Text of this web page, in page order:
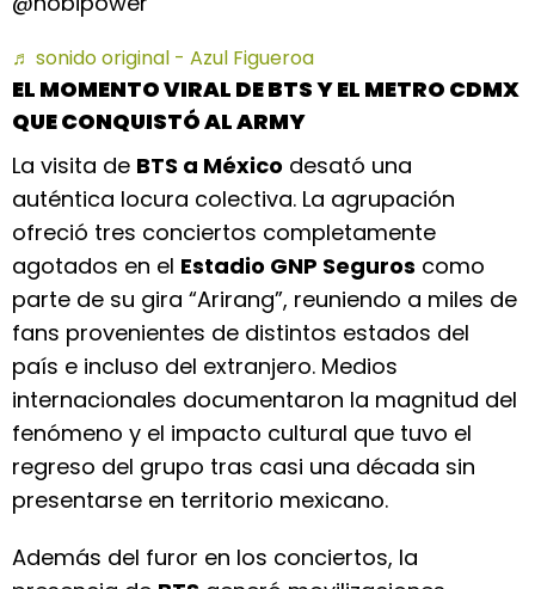
♬ sonido original - Azul Figueroa
EL MOMENTO VIRAL DE BTS Y EL METRO CDMX
QUE CONQUISTÓ AL ARMY
La visita de BTS a México desató una
auténtica locura colectiva. La agrupación
ofreció tres conciertos completamente
agotados en el Estadio GNP Seguros como
parte de su gira “Arirang”, reuniendo a miles de
fans provenientes de distintos estados del
país e incluso del extranjero. Medios
internacionales documentaron la magnitud del
fenómeno y el impacto cultural que tuvo el
regreso del grupo tras casi una década sin
presentarse en territorio mexicano.
Además del furor en los conciertos, la